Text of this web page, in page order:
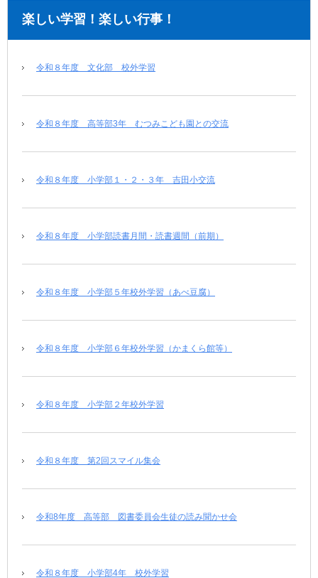
楽しい学習！楽しい行事！
令和８年度 文化部 校外学習
令和８年度 高等部3年 むつみこども園との交流
令和８年度 小学部１・２・３年 吉田小交流
令和８年度 小学部読書月間・読書週間（前期）
令和８年度 小学部５年校外学習（あべ豆腐）
令和８年度 小学部６年校外学習（かまくら館等）
令和８年度 小学部２年校外学習
令和８年度 第2回スマイル集会
令和8年度 高等部 図書委員会生徒の読み聞かせ会
令和８年度 小学部4年 校外学習